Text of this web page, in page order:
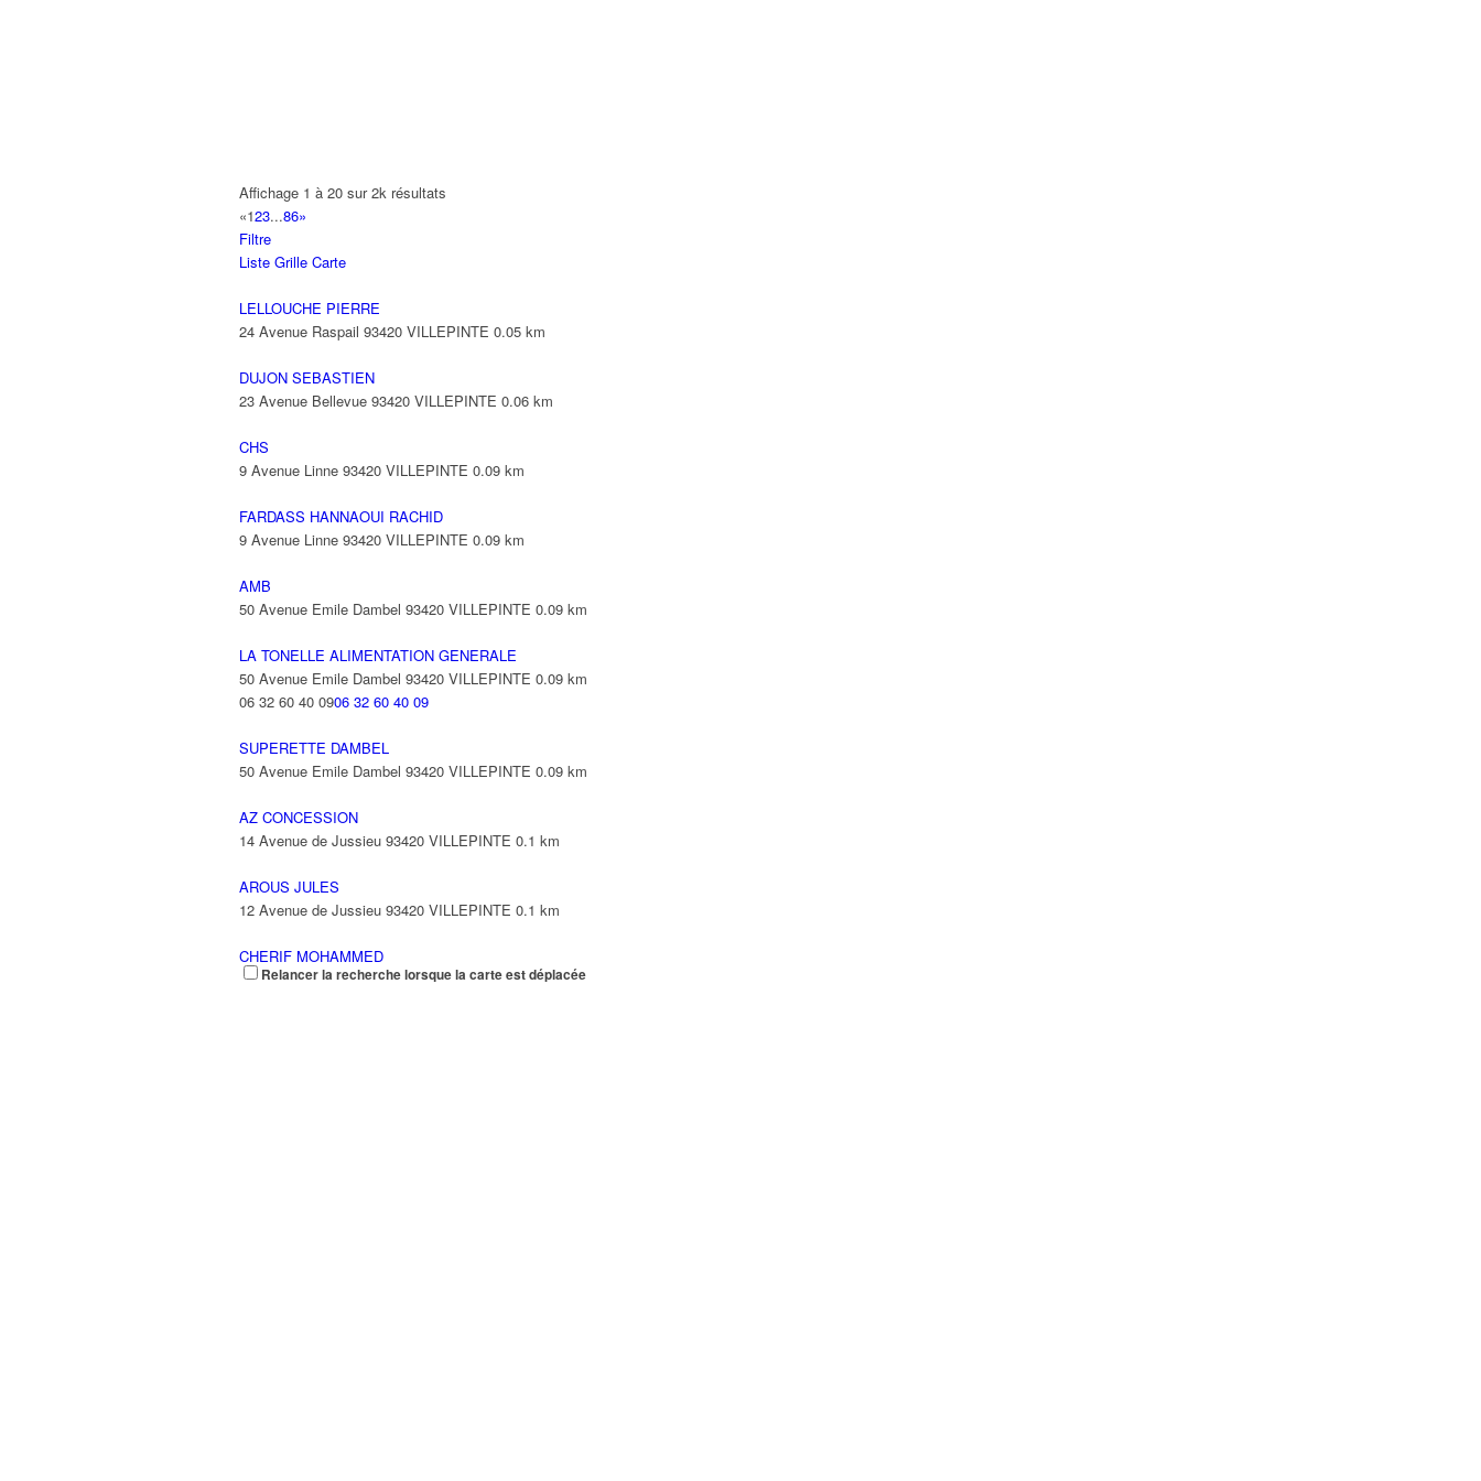
ITM
26 Avenue Pasteur 93420 VILLEPINTE
Affichage 1 à 20 sur 2k résultats
«123...86»
Filtre
Liste Grille Carte
LELLOUCHE PIERRE
24 Avenue Raspail 93420 VILLEPINTE 0.05 km
DUJON SEBASTIEN
23 Avenue Bellevue 93420 VILLEPINTE 0.06 km
CHS
9 Avenue Linne 93420 VILLEPINTE 0.09 km
FARDASS HANNAOUI RACHID
9 Avenue Linne 93420 VILLEPINTE 0.09 km
AMB
50 Avenue Emile Dambel 93420 VILLEPINTE 0.09 km
LA TONELLE ALIMENTATION GENERALE
50 Avenue Emile Dambel 93420 VILLEPINTE 0.09 km
06 32 60 40 0906 32 60 40 09
SUPERETTE DAMBEL
50 Avenue Emile Dambel 93420 VILLEPINTE 0.09 km
AZ CONCESSION
14 Avenue de Jussieu 93420 VILLEPINTE 0.1 km
AROUS JULES
12 Avenue de Jussieu 93420 VILLEPINTE 0.1 km
CHERIF MOHAMMED
24 Avenue de Jussieu 93420 VILLEPINTE 0.11 km
Relancer la recherche lorsque la carte est déplacée